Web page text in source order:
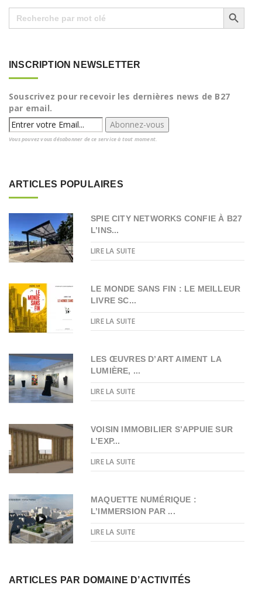
Search
for:
Search Button
INSCRIPTION NEWSLETTER
Souscrivez pour recevoir les dernières news de B27
par email.
Vous pouvez vous désabonner de ce service à tout moment.
ARTICLES POPULAIRES
SPIE CITY NETWORKS CONFIE À B27
L’INS...
LIRE LA SUITE
LE MONDE SANS FIN : LE MEILLEUR
LIVRE SC...
LIRE LA SUITE
LES ŒUVRES D’ART AIMENT LA
LUMIÈRE, ...
LIRE LA SUITE
VOISIN IMMOBILIER S’APPUIE SUR
L’EXP...
LIRE LA SUITE
MAQUETTE NUMÉRIQUE :
L’IMMERSION PAR ...
LIRE LA SUITE
ARTICLES PAR DOMAINE D’ACTIVITÉS